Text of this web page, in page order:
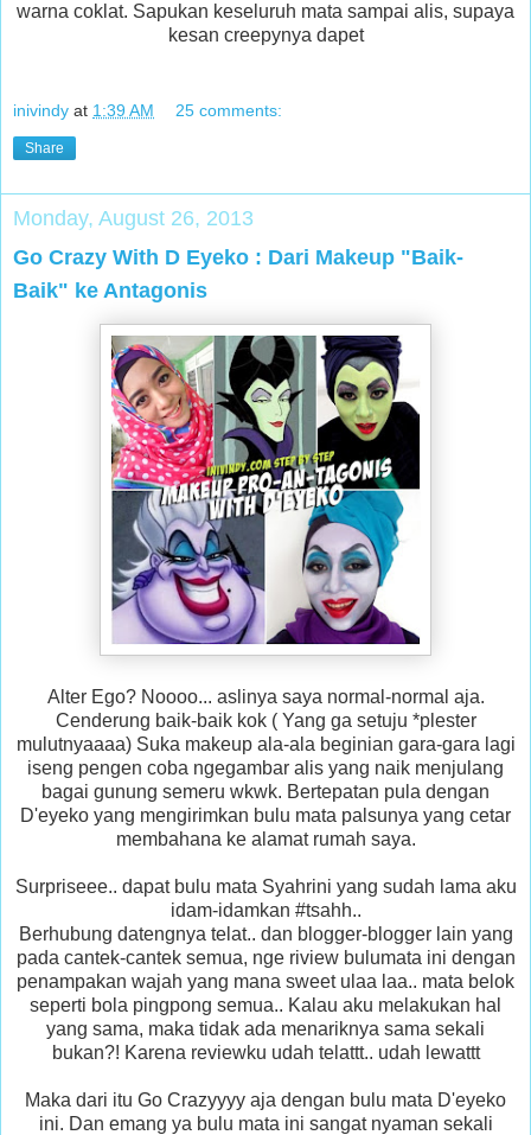
warna coklat. Sapukan keseluruh mata sampai alis, supaya
kesan creepynya dapet
inivindy at 1:39 AM 25 comments:
Share
Monday, August 26, 2013
Go Crazy With D Eyeko : Dari Makeup "Baik-
Baik" ke Antagonis
Alter Ego? Noooo... aslinya saya normal-normal aja.
Cenderung baik-baik kok ( Yang ga setuju *plester
mulutnyaaaa) Suka makeup ala-ala beginian gara-gara lagi
iseng pengen coba ngegambar alis yang naik menjulang
bagai gunung semeru wkwk. Bertepatan pula dengan
D'eyeko yang mengirimkan bulu mata palsunya yang cetar
membahana ke alamat rumah saya.
Surpriseee.. dapat bulu mata Syahrini yang sudah lama aku
idam-idamkan #tsahh..
Berhubung datengnya telat.. dan blogger-blogger lain yang
pada cantek-cantek semua, nge riview bulumata ini dengan
penampakan wajah yang mana sweet ulaa laa.. mata belok
seperti bola pingpong semua.. Kalau aku melakukan hal
yang sama, maka tidak ada menariknya sama sekali
bukan?! Karena reviewku udah telattt.. udah lewattt
Maka dari itu Go Crazyyyy aja dengan bulu mata D'eyeko
ini. Dan emang ya bulu mata ini sangat nyaman sekali